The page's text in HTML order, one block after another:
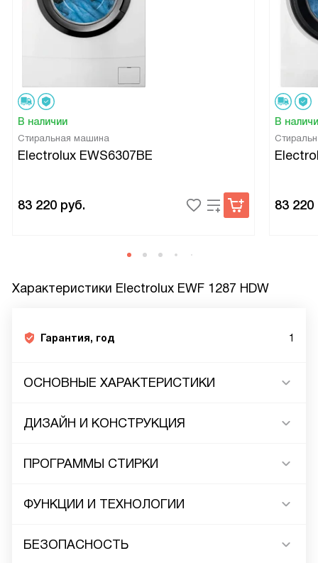
В наличии
Стиральная машина
Electrolux EWS6307BE
83 220 руб.
В
83 220
Характеристики Electrolux EWF 1287 HDW
Гарантия, год 1
ОСНОВНЫЕ ХАРАКТЕРИСТИКИ
ДИЗАЙН И КОНСТРУКЦИЯ
ПРОГРАММЫ СТИРКИ
ФУНКЦИИ И ТЕХНОЛОГИИ
БЕЗОПАСНОСТЬ